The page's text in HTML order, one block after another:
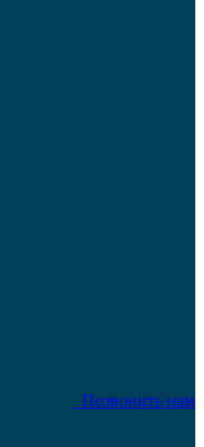
Позвонить нам